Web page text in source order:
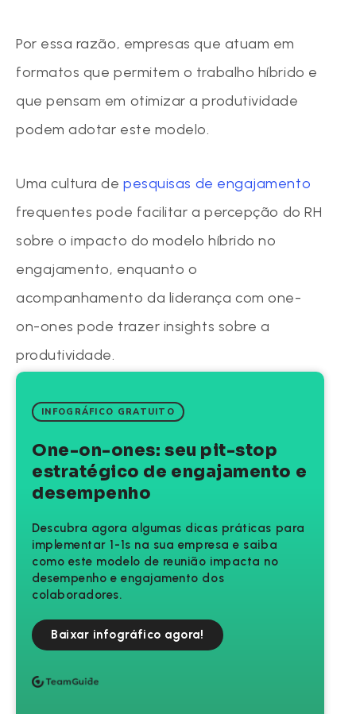
Por essa razão, empresas que atuam em
formatos que permitem o trabalho híbrido e
que pensam em otimizar a produtividade
podem adotar este modelo.
Uma cultura depesquisas de engajamento
frequentes pode facilitar a percepção do RH
sobre o impacto do modelo híbrido no
engajamento, enquanto o
acompanhamento da liderança com one-
on-ones pode trazer insights sobre a
produtividade.
INFOGRÁFICO GRATUITO
One-on-ones: seu pit-stop
estratégico de engajamento e
desempenho
Descubra agora algumas dicas práticas para
implementar 1-1s na sua empresa e saiba
como este modelo de reunião impacta no
desempenho e engajamento dos
colaboradores.
Baixar infográfico agora!